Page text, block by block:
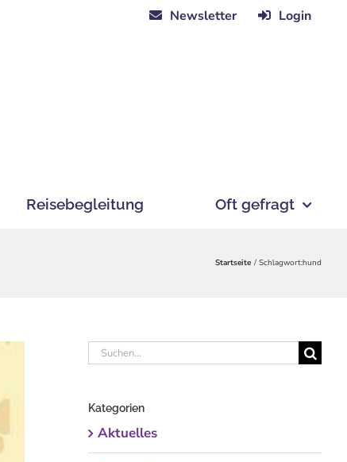
Newsletter Login
Reisebegleitung Oft gefragt
Startseite Schlagwort:hund
Suche
Kategorien
Aktuelles